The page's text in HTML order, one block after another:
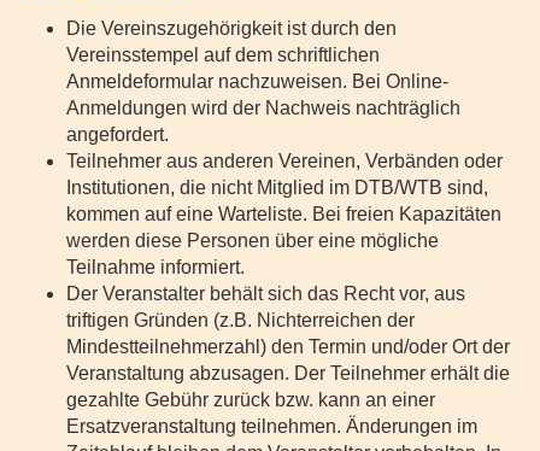
Die Vereinszugehörigkeit ist durch den
Vereinsstempel auf dem schriftlichen
Anmeldeformular nachzuweisen. Bei Online-
Anmeldungen wird der Nachweis nachträglich
angefordert.
Teilnehmer aus anderen Vereinen, Verbänden oder
Institutionen, die nicht Mitglied im DTB/WTB sind,
kommen auf eine Warteliste. Bei freien Kapazitäten
werden diese Personen über eine mögliche
Teilnahme informiert.
Der Veranstalter behält sich das Recht vor, aus
triftigen Gründen (z.B. Nichterreichen der
Mindestteilnehmerzahl) den Termin und/oder Ort der
Veranstaltung abzusagen. Der Teilnehmer erhält die
gezahlte Gebühr zurück bzw. kann an einer
Ersatzveranstaltung teilnehmen. Änderungen im